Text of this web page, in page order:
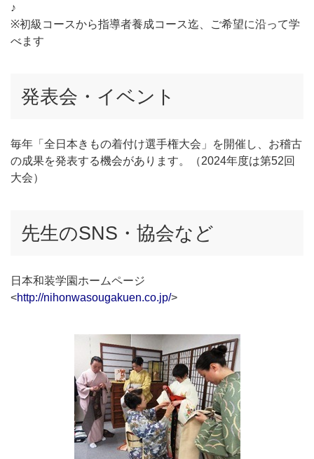
♪
※初級コースから指導者養成コース迄、ご希望に沿って学
べます
発表会・イベント
毎年「全日本きもの着付け選手権大会」を開催し、お稽古
の成果を発表する機会があります。（2024年度は第52回
大会）
先生のSNS・協会など
日本和装学園ホームページ
<http://nihonwasougakuen.co.jp/>